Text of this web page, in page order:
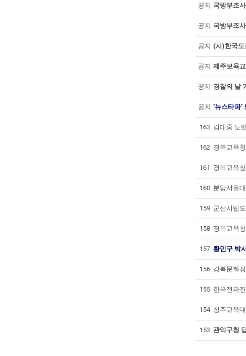
공지 국방부조
공지 국방부조
공지 (사)한국
공지 제주보육
공지 경찰의 날
공지 '뉴스타파'
163 김대중 노
162 경북교육
161 경북교육
160 분당서울
159 군산시립
158 경북교육
157 황민구 박
156 강북문화
155 한국전파
154 청주교육
153 관악구청